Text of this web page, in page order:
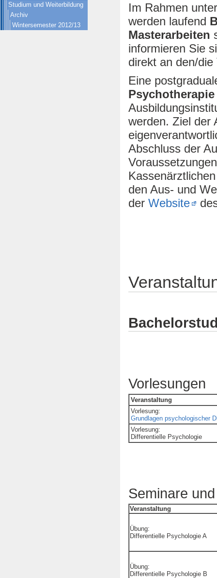
Studium und Weiterbildung
Archiv
Wintersemester 2012/13
Im Rahmen
werden laufend
Masterarbeiten
informieren Sie
direkt an den/
Eine
Psychotherapie
werden. Ziel der
Abschluss der
den Aus- und
der Website
Vorlesungen
Veranstaltung
Vorlesung:
Grundlagen psychologischer
Vorlesung:
Differentielle Psychologie
Seminare
Veranstaltung
Übung:
Differentielle Psychologie A
Übung:
Differentielle Psychologie B